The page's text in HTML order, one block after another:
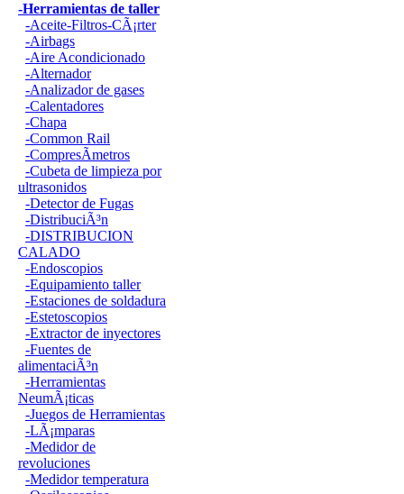
-Herramientas de taller
-Aceite-Filtros-CÃ¡rter
-Airbags
-Aire Acondicionado
-Alternador
-Analizador de gases
-Calentadores
-Chapa
-Common Rail
-CompresÃ­metros
-Cubeta de limpieza por
ultrasonidos
-Detector de Fugas
-DistribuciÃ³n
-DISTRIBUCION
CALADO
-Endoscopios
-Equipamiento taller
-Estaciones de soldadura
-Estetoscopios
-Extractor de inyectores
-Fuentes de
alimentaciÃ³n
-Herramientas
NeumÃ¡ticas
-Juegos de Herramientas
-LÃ¡mparas
-Medidor de
revoluciones
-Medidor temperatura